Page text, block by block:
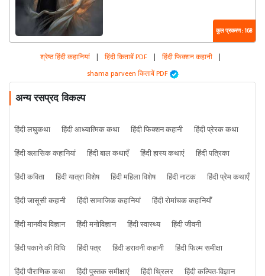
कुल प्रकरण : 168
श्रेष्ठ हिंदी कहानियां | हिंदी किताबें PDF | हिंदी फिक्शन कहानी |
shama parveen किताबें PDF
अन्य रसप्रद विकल्प
हिंदी लघुकथा हिंदी आध्यात्मिक कथा हिंदी फिक्शन कहानी
हिंदी प्रेरक कथा
हिंदी क्लासिक कहानियां
हिंदी बाल कथाएँ हिंदी हास्य कथाएं
हिंदी पत्रिका
हिंदी कविता
हिंदी यात्रा विशेष हिंदी महिला विशेष हिंदी नाटक
हिंदी प्रेम कथाएँ
हिंदी जासूसी कहानी
हिंदी सामाजिक कहानियां
हिंदी रोमांचक कहानियाँ
हिंदी मानवीय विज्ञान
हिंदी मनोविज्ञान हिंदी स्वास्थ्य
हिंदी जीवनी
हिंदी पकाने की विधि
हिंदी पत्र हिंदी डरावनी कहानी
हिंदी फिल्म समीक्षा
हिंदी पौराणिक कथा
हिंदी पुस्तक समीक्षाएं हिंदी थ्रिलर हिंदी कल्पित-विज्ञान